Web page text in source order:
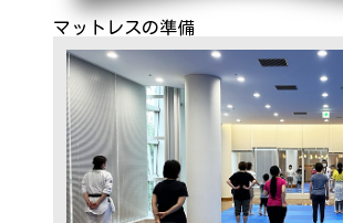
マットレスの準備